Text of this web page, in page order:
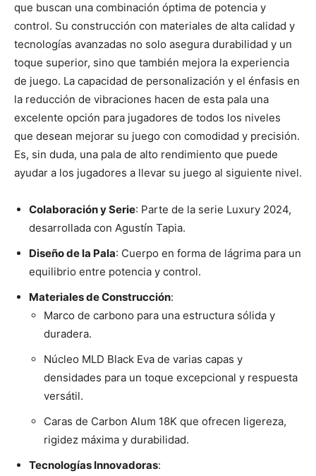
que buscan una combinación óptima de potencia y
control. Su construcción con materiales de alta calidad y
tecnologías avanzadas no solo asegura durabilidad y un
toque superior, sino que también mejora la experiencia
de juego. La capacidad de personalización y el énfasis en
la reducción de vibraciones hacen de esta pala una
excelente opción para jugadores de todos los niveles
que desean mejorar su juego con comodidad y precisión.
Es, sin duda, una pala de alto rendimiento que puede
ayudar a los jugadores a llevar su juego al siguiente nivel.
Colaboración y Serie: Parte de la serie Luxury 2024,
desarrollada con Agustín Tapia.
Diseño de la Pala: Cuerpo en forma de lágrima para un
equilibrio entre potencia y control.
Materiales de Construcción:
Marco de carbono para una estructura sólida y
duradera.
Núcleo MLD Black Eva de varias capas y
densidades para un toque excepcional y respuesta
versátil.
Caras de Carbon Alum 18K que ofrecen ligereza,
rigidez máxima y durabilidad.
Tecnologías Innovadoras: